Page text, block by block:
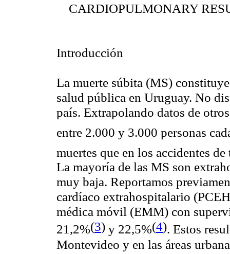
CARDIOPULMONARY
Introducción
La muerte súbita (MS)
salud pública en Uruguay. No
país. Extrapolando datos de
entre 2.000 y 3.000 personas
muertes que en los accidentes
La mayoría de las MS son
muy baja. Reportamos
cardíaco extrahospitalario
médica móvil (EMM) con
21,2%(3) y 22,5%(4). Estos
Montevideo y en las áreas